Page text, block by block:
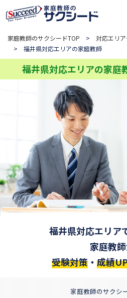
家庭教師のサクシードTOP > 対応エリ
> 福井県対応エリアの家庭教師
福井県対応エリアの家庭
福井県対応エリア
家庭教
受験対策 ・ 成績
家庭教師のサクシ